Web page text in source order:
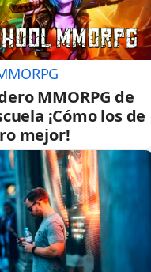
MMORPG de
¡Cómo los de
mejor!